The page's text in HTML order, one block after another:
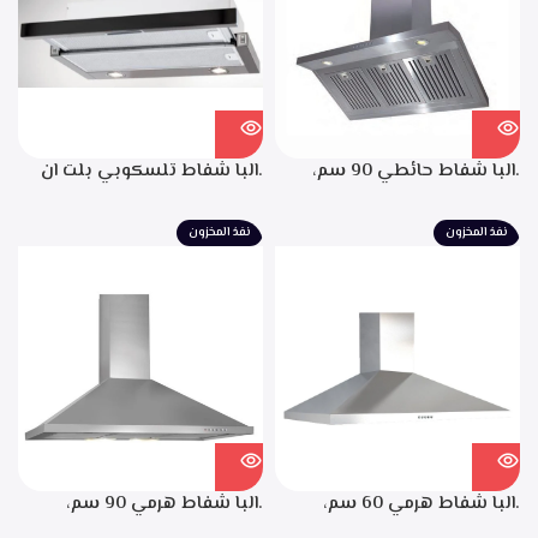
الابخره، قوه الشفط 850م3/
ساعه
.البا شفاط حائطي 90 سم،
للتشغيل، إضاءة ليد، قوه شفط
.البا شفاط تلسكوبي بلت ان
للتشغيل إضاءة ليد قوة الشفط
نفذ المخزون
.البا شفاط هرمي 60 سم،
نفذ المخزون
.البا شفاط هرمي 90 سم،